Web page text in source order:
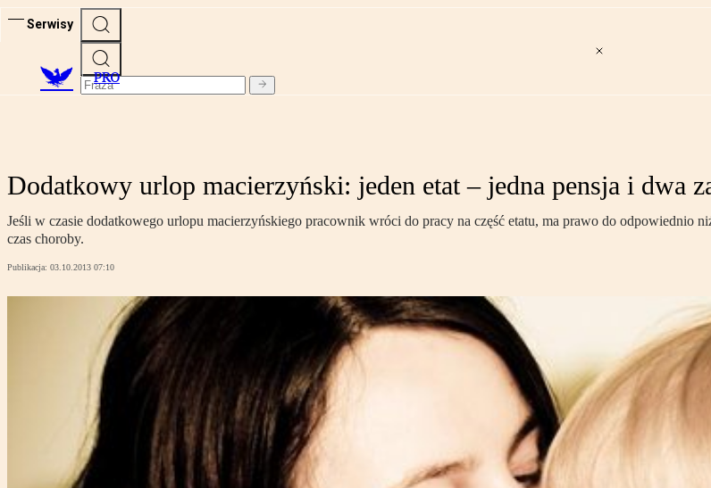
Serwisy
PRO
Dodatkowy urlop macierzyński: jeden etat – jedna pensja i dwa
Jeśli w czasie dodatkowego urlopu macierzyńskiego pracownik wróci do pracy na część etatu, ma prawo do odpowiednio
czas choroby.
Publikacja: 03.10.2013 07:10